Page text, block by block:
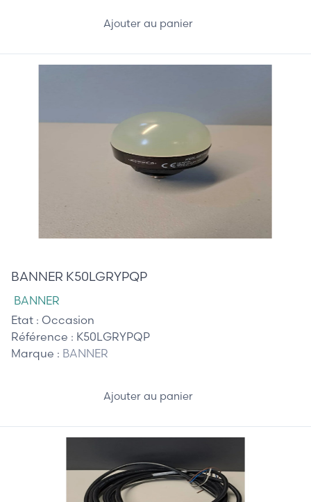
Ajouter au panier
BANNER K50LGRYPQP
BANNER
Etat : Occasion
Référence : K50LGRYPQP
Marque : BANNER
Ajouter au panier